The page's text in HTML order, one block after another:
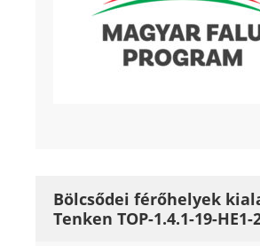
Bölcsődei férőhelyek
Tenken TOP-1.4.1-19-HE1-